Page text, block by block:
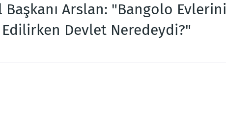
Arslan: "Bangolo Evlerini
Edilirken Devlet Neredeydi?"